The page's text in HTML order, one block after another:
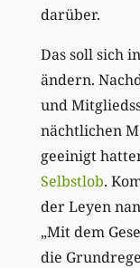
darüber.
Das soll sich
ändern.
und
nächtlichen
geeinigt
Selbstlob.
der Leyen
„Mit dem
die